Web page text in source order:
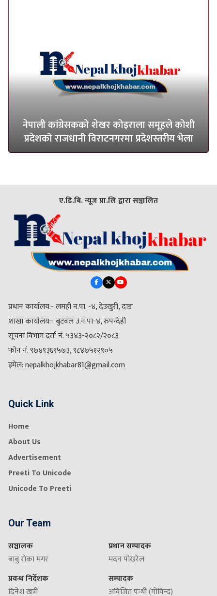
नेपाली कांग्रेसकको शेखर कोइराला समूहले कोशी
प्रदेशको राजधानी विराटनगरमा प्रदेशस्तरीय भेला
ए.डि.बि. न्यूज प्रा.लि द्वारा सञ्चालित
प्रधान कार्यालय:- लमही न.पा. -४, देउखुरी, दाङ
शाखा कार्यालय:- बुटवल उ.न.पा-४, रुपन्देही
सूचना विभाग दर्ता नं. ५३४३-२०८२/२०८३
फोन नं. ९७४९३६९५७३, ९८४७५१२९०५
इमेल: nepalkhojkhabar81@gmail.com
Quick Link
Home
About Us
Advertisement
Preeti To Unicode
Unicode To Preeti
Our Team
सञ्चालक
बाबु रोका मगर
प्रवन्ध निर्देशक
दिनेश खत्री
प्रधान सम्पादक
मदन पोखरेल
सम्पादक
अविजित पन्थी (गोविन्द)